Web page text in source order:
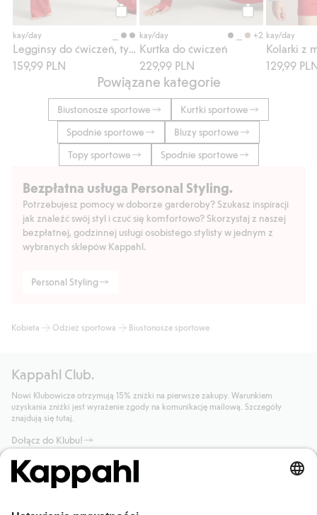
kay/day
159,99 PLN
kay/day +2
Kurtka do ćwiczeń
229,99 PLN
kay/day
129,99
Powiązane kategorie
Biustonosze sportowe
Kurtki sportowe
Spodnie sportowe
Bluzy sportowe
Topy sportowe
Spodnie sportowe
Bezpłatna usługa Personal Styling.
Potrzebujesz pomocy w doborze garderoby? Szukasz inspiracji
jak znaleźć swój styl i czuć się komfortowo? Skorzystaj z naszej
bezpłatnej, godzinnej usługi osobistego stylisty w jednym z
wybranych sklepów Kappahl.
Personal Styling
Kobieta Odzież sportowa Biustonosze sportowe
Kappahl Club.
Nowi Klubowicze otrzymują 15% zniżki na pierwsze zakupy. Warunkiem
uzyskania zniżki jest wyrażenie zgody na komunikację mailową. Szczegóły
znajdują się tutaj.
Dołącz do Klubu!